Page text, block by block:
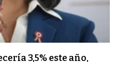
3,5% este año,